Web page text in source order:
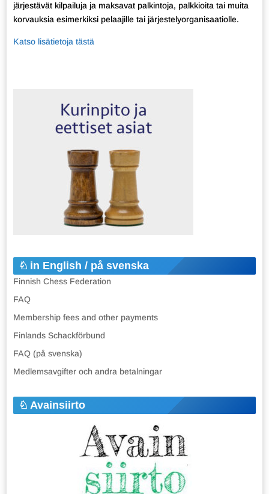
järjestävät kilpailuja ja maksavat palkintoja, palkkioita tai muita
korvauksia esimerkiksi pelaajille tai järjestelyorganisaatiolle.
Katso lisätietoja tästä
in English / på svenska
Finnish Chess Federation
FAQ
Membership fees and other payments
Finlands Schackförbund
FAQ (på svenska)
Medlemsavgifter och andra betalningar
Avainsiirto